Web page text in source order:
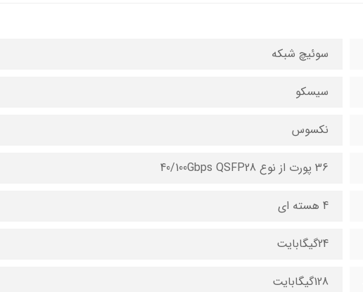
سوئیچ شبکه
سیسکو
نکسوس
36 پورت از نوع 40/100Gbps QSFP28
4 هسته ای
24گیگابایت
128گیگابایت